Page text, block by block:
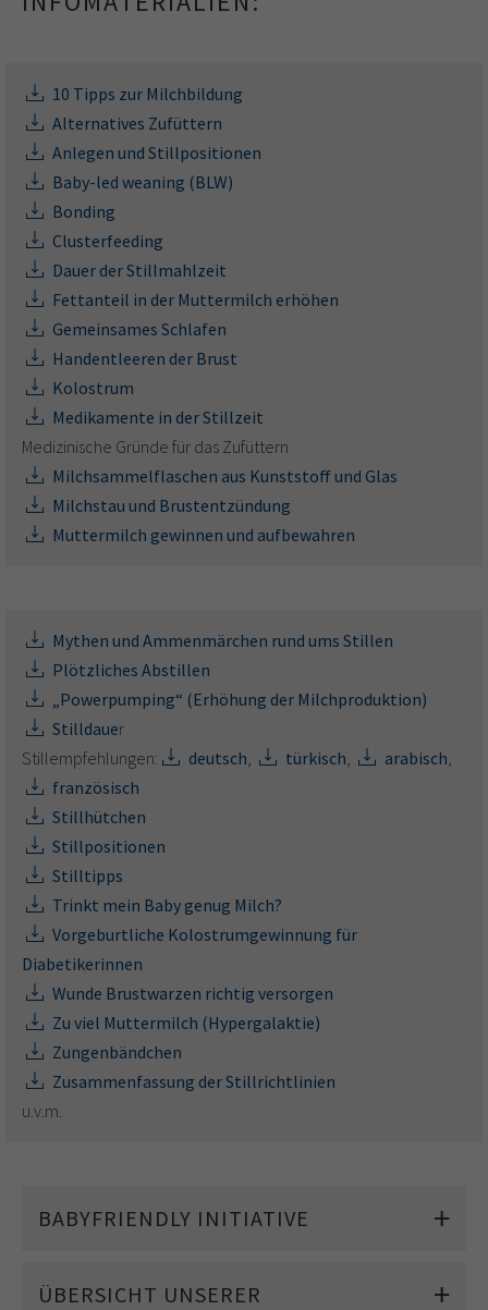
10 Tipps zur Milchbildung
Alternatives Zufüttern
Anlegen und Stillpositionen
Baby-led weaning (BLW)
Bonding
Clusterfeeding
Dauer der Stillmahlzeit
Fettanteil in der Muttermilch erhöhen
Gemeinsames Schlafen
Handentleeren der Brust
Kolostrum
Medikamente in der Stillzeit
Medizinische Gründe für das Zufüttern
Milchsammelflaschen aus Kunststoff und Glas
Milchstau und Brustentzündung
Muttermilch gewinnen und aufbewahren
Mythen und Ammenmärchen rund ums Stillen
Plötzliches Abstillen
„Powerpumping“ (Erhöhung der Milchproduktion)
Stilldauer
Stillempfehlungen:
deutsch, türkisch, arabisch,
französisch
Stillhütchen
Stillpositionen
Stilltipps
Trinkt mein Baby genug Milch?
Vorgeburtliche Kolostrumgewinnung für
Diabetikerinnen
Wunde Brustwarzen richtig versorgen
Zu viel Muttermilch (Hypergalaktie)
Zungenbändchen
Zusammenfassung der Stillrichtlinien
u.v.m.
BABYFRIENDLY INITIATIVE
ÜBERSICHT UNSERER